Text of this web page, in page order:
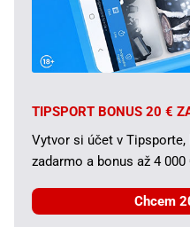
TIPSPORT BONUS 20 €
Vytvor si účet v Tipsporte,
zadarmo a bonus až 4 000
Chcem